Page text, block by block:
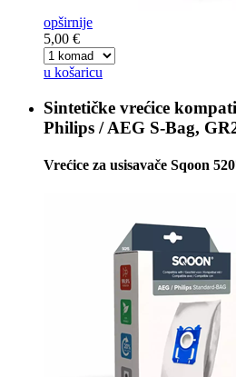
opširnije
5,00 €
u košaricu
Sintetičke vrećice
Philips / AEG S-Bag,
Vrećice za usisavače Sqoon